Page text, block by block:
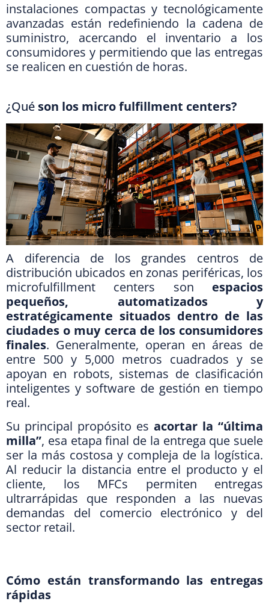
instalaciones compactas y tecnológicamente
avanzadas están redefiniendo la cadena de
suministro, acercando el inventario a los
consumidores y permitiendo que las entregas
se realicen en cuestión de horas.
¿Qué son los micro fulfillment centers?
A diferencia de los grandes centros de
distribución ubicados en zonas periféricas, los
microfulfillment centers son espacios
pequeños, automatizados y
estratégicamente situados dentro de las
ciudades o muy cerca de los consumidores
finales. Generalmente, operan en áreas de
entre 500 y 5,000 metros cuadrados y se
apoyan en robots, sistemas de clasificación
inteligentes y software de gestión en tiempo
real.
Su principal propósito es acortar la “última
milla”, esa etapa final de la entrega que suele
ser la más costosa y compleja de la logística.
Al reducir la distancia entre el producto y el
cliente, los MFCs permiten entregas
ultrarrápidas que responden a las nuevas
demandas del comercio electrónico y del
sector retail.
Cómo están transformando las entregas
rápidas